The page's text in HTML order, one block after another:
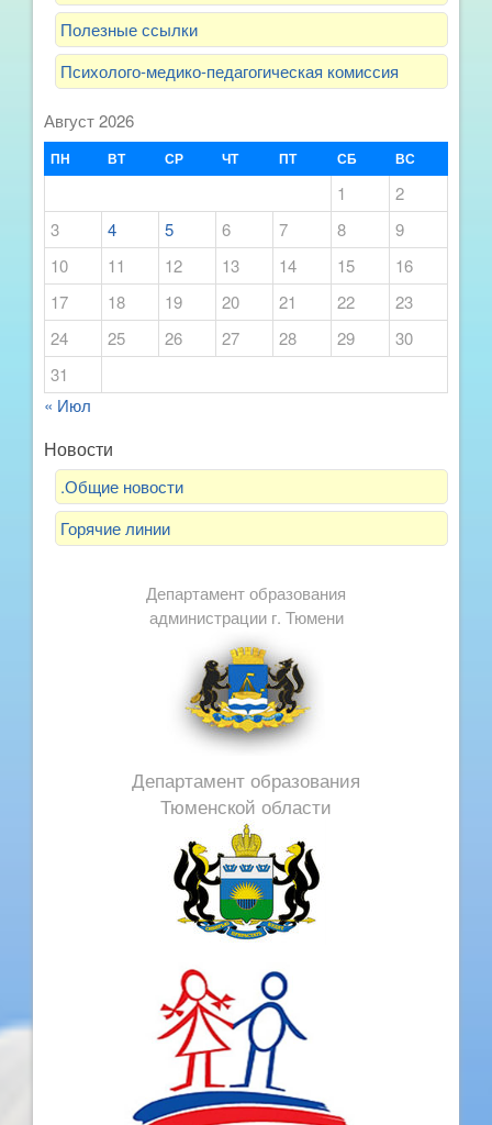
Полезные ссылки
Психолого-медико-педагогическая комиссия
Август 2026
ПН ВТ СР ЧТ ПТ СБ ВС
1
2
3
4 5 6 7 8
9
10
11 12 13 14 15
16
17
18 19 20 21 22
23
24
25 26 27 28 29
30
31
« Июл
Новости
.Общие новости
Горячие линии
Департамент образования
администрации г. Тюмени
Департамент образования
Тюменской области